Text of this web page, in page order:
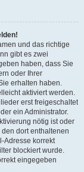
und das richtige
gibt es zwei
haben, dass Sie
oder Ihrer
erhalten haben.
aktiviert werden.
erst freigeschaltet
ein Administrator.
nötig ist oder
dort enthaltenen
Adresse korrekt
blockiert wurde.
eingegeben